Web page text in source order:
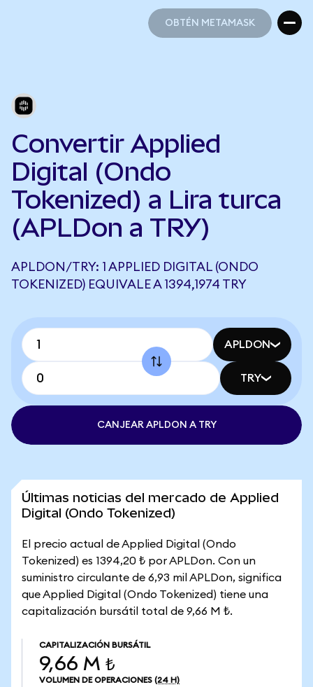
OBTÉN METAMASK
Convertir Applied
Digital (Ondo
Tokenized) a Lira turca
(APLDon a TRY)
APLDON/TRY: 1 APPLIED DIGITAL (ONDO
TOKENIZED) EQUIVALE A 1394,1974 TRY
APLDON
TRY
CANJEAR APLDON A TRY
Últimas noticias del mercado de Applied
Digital (Ondo Tokenized)
El precio actual de Applied Digital (Ondo
Tokenized) es 1394,20 ₺ por APLDon. Con un
suministro circulante de 6,93 mil APLDon, significa
que Applied Digital (Ondo Tokenized) tiene una
capitalización bursátil total de 9,66 M ₺.
CAPITALIZACIÓN BURSÁTIL
9,66 M ₺
VOLUMEN DE OPERACIONES (24 H)